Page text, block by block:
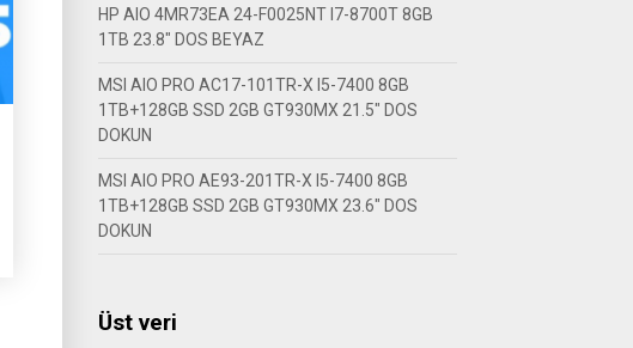
HP AIO 4MR73EA 24-F0025NT I7-8700T 8GB
1TB 23.8″ DOS BEYAZ
MSI AIO PRO AC17-101TR-X I5-7400 8GB
1TB+128GB SSD 2GB GT930MX 21.5″ DOS
DOKUN
MSI AIO PRO AE93-201TR-X I5-7400 8GB
1TB+128GB SSD 2GB GT930MX 23.6″ DOS
DOKUN
Üst veri